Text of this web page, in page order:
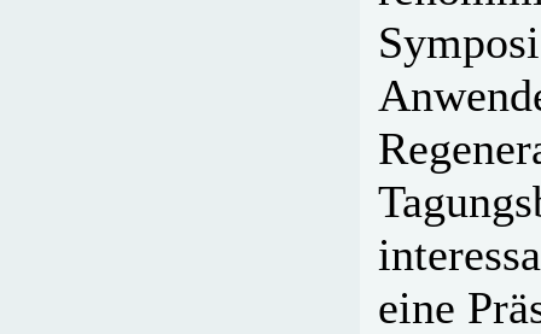
eine